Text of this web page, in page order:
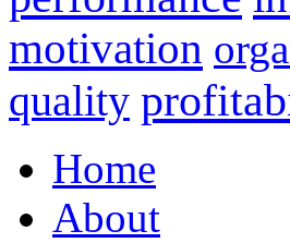
motivation
quality
Home
About